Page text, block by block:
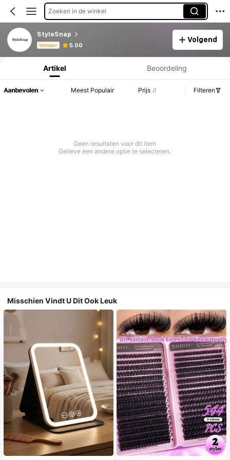
Zoeken in de winkel
StyleSnap
Verkoper 5.00
Volgend
Productinformatie: Prijsopenbaring, Verkoop- en Voorraadgegevens.
Artikel Beoordeling
Aanbevolen Meest Populair Prijs Filteren
Geen resultaten voor dit item
Gelieve een andere optie te selecteren.
Misschien Vindt U Dit Ook Leuk